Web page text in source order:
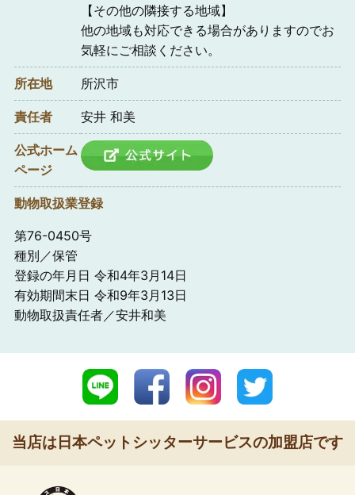
【その他の隣接する地域】
他の地域も対応できる場合がありますのでお
気軽にご相談ください。
所在地 所沢市
責任者 安井 和美
公式ホーム
ページ
動物取扱業登録
第76-0450号
種別／保管
登録の年月日 令和4年3月14日
有効期間末日 令和9年3月13日
動物取扱責任者／安井和美
当店は日本ペットシッターサービスの加盟店です